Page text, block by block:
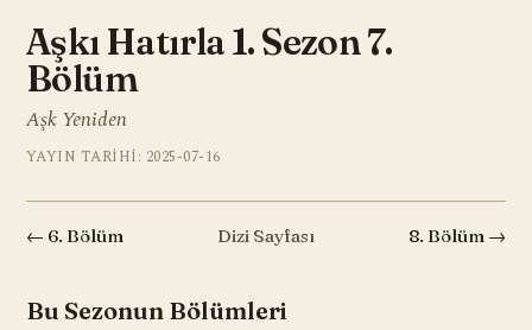
Aşkı Hatırla 1. Sezon 7.
Bölüm
Aşk Yeniden
YAYIN TARIHI: 2025-07-16
← 6. Bölüm Dizi Sayfası 8. Bölüm →
Bu Sezonun Bölümleri